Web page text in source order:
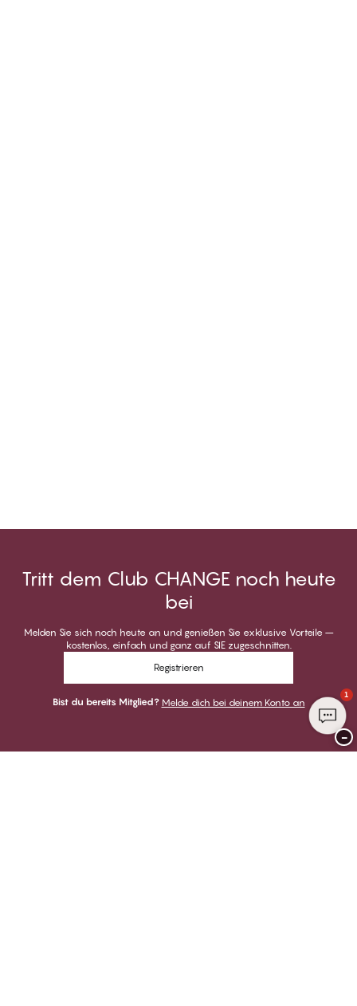
Tritt dem Club CHANGE noch heute
bei
Melden Sie sich noch heute an und genießen Sie exklusive Vorteile –
kostenlos, einfach und ganz auf SIE zugeschnitten.
Registrieren
Bist du bereits Mitglied? Melde dich bei deinem Konto an
1
−